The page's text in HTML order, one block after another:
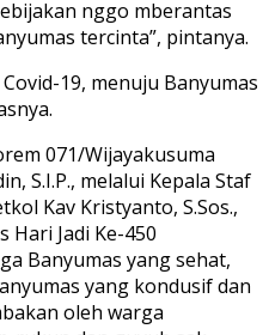
nggo mberantas
tercinta”, pintanya.
19, menuju Banyumas
071/Wijayakusuma
S.I.P., melalui Kepala Staf
Kav Kristyanto, S.Sos.,
Hari Jadi Ke-450
Banyumas yang sehat,
yang kondusif dan
oleh warga